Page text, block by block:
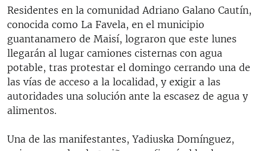
KENTU-CUBANO
LOS SANTOS DE HIALEAH
DESINFORMACIÓN RUSA EN AMÉRICA LATINA
LA INVASIÓN DE RUSIA A UCRANIA
Residentes en la comunidad Adriano Galano Cautín,
conocida como La Favela, en el municipio
guantanamero de Maisí, lograron que este lunes
llegarán al lugar camiones cisternas con agua
potable, tras protestar el domingo cerrando una de
las vías de acceso a la localidad, y exigir a las
autoridades una solución ante la escasez de agua y
alimentos.
Una de las manifestantes, Yadiuska Domínguez,